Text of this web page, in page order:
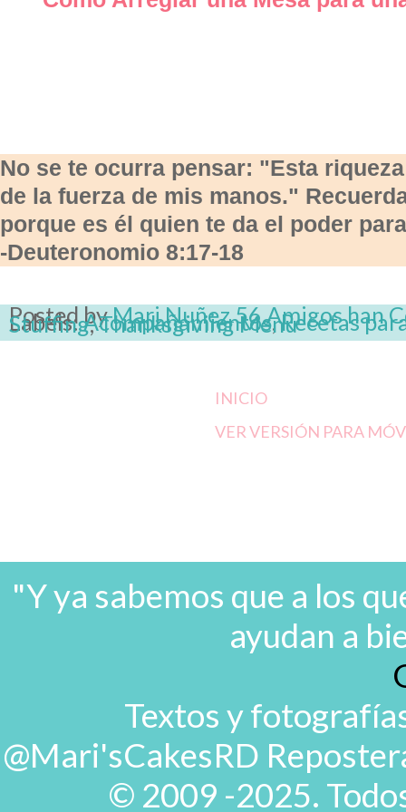
No se te ocurra pensar: "Esta
de la fuerza de mis manos."
porque es él quien te da el poder
-Deuteronomio 8:17-18
Posted byMari Nuñez56 Amigos han
Labels:Acompañamientos,Recetas
Stuffing,Thanksgiving Menu
INICIO
VER VERSIÓN PARA
"Y ya sabemos que a los
ayudan a
Textos y
@Mari'sCakesRD
© 2009 -2025.